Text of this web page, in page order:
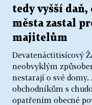
tedy vyšší daň,
města zastal
majitelům
Devatenáctitisícový
neobvyklým
nestarají o své
obchodníkům s
opatřením obecné